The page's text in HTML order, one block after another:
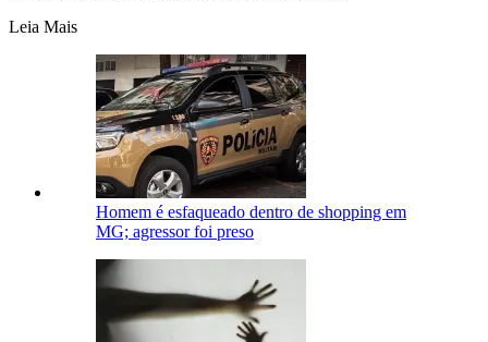
Leia Mais
Homem é esfaqueado dentro de shopping em
MG; agressor foi preso